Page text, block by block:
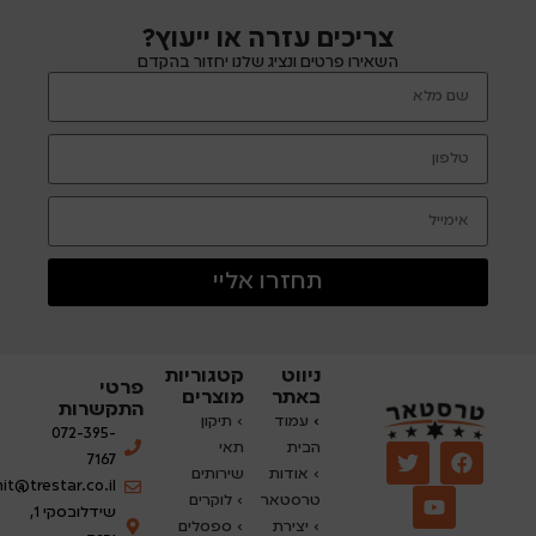
צריכים עזרה או ייעוץ?
השאירו פרטים ונציג שלנו יחזור בהקדם
תחזרו אליי
ניווט
באתר
› עמוד
הבית
› אודות
טרסטאר
› יצירת
קטגוריות
מוצרים
› תיקון
תאי
שירותים
›לוקרים
› ספסלים
פרטי
התקשרות
072-395-
7167
שידלובסקי 1,